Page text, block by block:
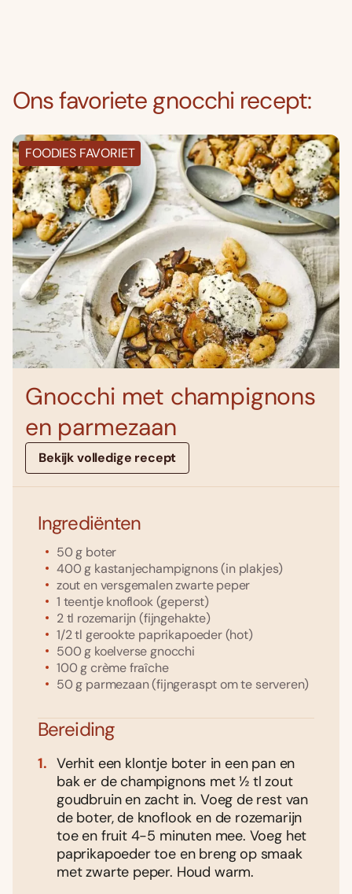
Ons favoriete gnocchi recept:
FOODIES FAVORIET
Gnocchi met champignons
en parmezaan
Bekijk volledige recept
Ingrediënten
50g boter
400g kastanjechampignons(in plakjes)
zout en versgemalen zwarte peper
1 teentjeknoflook(geperst)
2tl rozemarijn(fijngehakte)
1/2tl gerookte paprikapoeder(hot)
500g koelverse gnocchi
100gcrème fraîche
50g parmezaan(fijngeraspt om te serveren)
Bereiding
Verhit een klontje boter in een pan en
bak er de champignons met ½ tl zout
goudbruin en zacht in. Voeg de rest van
de boter, de knoflook en de rozemarijn
toe en fruit 4-5 minuten mee. Voeg het
paprikapoeder toe en breng op smaak
met zwarte peper. Houd warm.